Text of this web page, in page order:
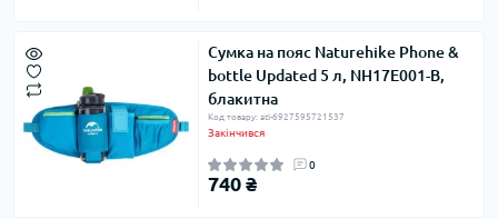
Сумка на пояс Naturehike Phone &
bottle Updated 5 л, NH17E001-B,
блакитна
Код товару: atl-6927595721537
Закінчився
0
740 ₴